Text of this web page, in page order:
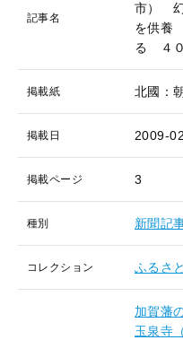
記事名
市）
を供
る ４
掲載紙 北國：
掲載日 2009-
掲載ページ 3
種別 新聞記
コレクション ふるさ
加賀藩
玉泉寺